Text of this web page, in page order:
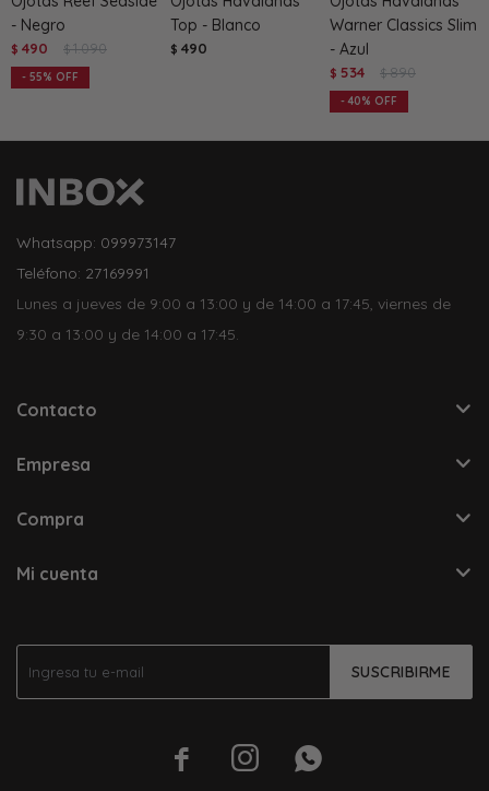
- Negro
$ 490 $ 1.090
55
Top - Blanco
$ 490
Warner Classics Slim
- Azul
$ 534 $ 890
40
SUSCRIBIRME
  
Whatsapp: 099973147
Teléfono: 27169991
Lunes a jueves de 9:00 a 13:00 y de 14:00 a 17:45, viernes de
9:30 a 13:00 y de 14:00 a 17:45.
Contacto
Empresa
Compra
Mi cuenta